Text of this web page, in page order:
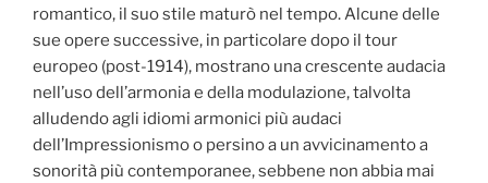
romantico, il suo stile maturò nel tempo. Alcune delle
sue opere successive, in particolare dopo il tour
europeo (post-1914), mostrano una crescente audacia
nell’uso dell’armonia e della modulazione, talvolta
alludendo agli idiomi armonici più audaci
dell’Impressionismo o persino a un avvicinamento a
sonorità più contemporanee, sebbene non abbia mai